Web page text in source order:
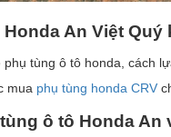
Honda An Việt Quý
tùng ô tô honda, cách
mua phụ tùng honda CRV
tùng ô tô Honda An